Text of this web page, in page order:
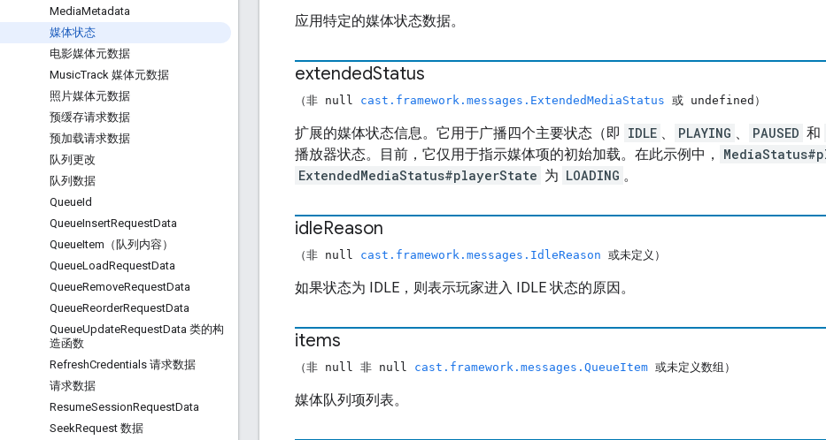
MediaMetadata
媒体状态
电影媒体元数据
MusicTrack 媒体元数据
照片媒体元数据
预缓存请求数据
预加载请求数据
队列更改
队列数据
QueueId
QueueInsertRequestData
QueueItem（队列内容）
QueueLoadRequestData
QueueRemoveRequestData
QueueReorderRequestData
QueueUpdateRequestData 类的构
造函数
RefreshCredentials 请求数据
请求数据
ResumeSessionRequestData
SeekRequest 数据
应用特定的媒体状态数据。
extendedStatus
（非 null cast.framework.messages.ExtendedMediaStatus 或 undefined）
扩展的媒体状态信息。它用于广播四个主要状态（即 IDLE 、 PLAYING 、 PAUSED 和
播放器状态。目前，它仅用于指示媒体项的初始加载。在此示例中，
ExtendedMediaStatus#playerState 为 LOADING 。
idleReason
（非 null cast.framework.messages.IdleReason 或未定义）
如果状态为 IDLE，则表示玩家进入 IDLE 状态的原因。
items
（非 null 非 null cast.framework.messages.QueueItem 或未定义数组）
媒体队列项列表。